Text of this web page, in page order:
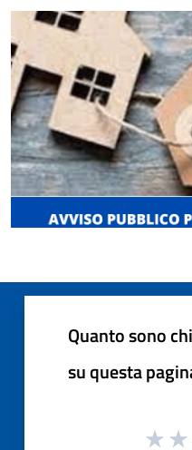
Quanto sono
su questa